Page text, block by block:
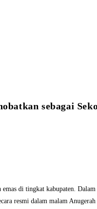
sebagai
di tingkat kabupaten. Dalam
resmi dalam malam